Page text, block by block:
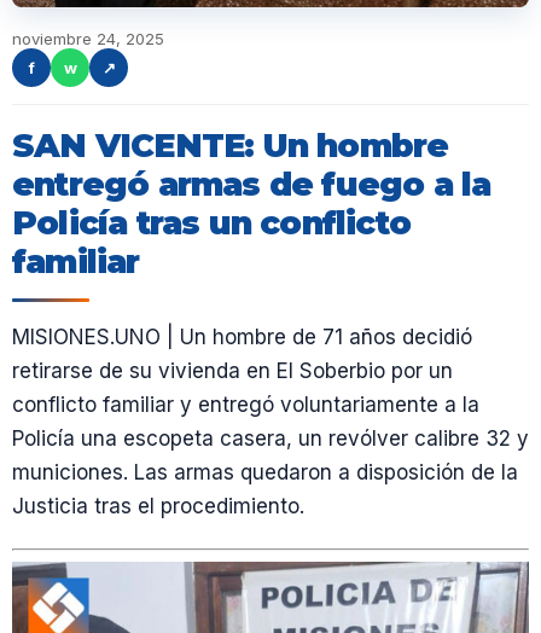
noviembre 24, 2025
f
w ↗
SAN VICENTE: Un hombre
entregó armas de fuego a la
Policía tras un conflicto
familiar
MISIONES.UNO | Un hombre de 71 años decidió
retirarse de su vivienda en El Soberbio por un
conflicto familiar y entregó voluntariamente a la
Policía una escopeta casera, un revólver calibre 32 y
municiones. Las armas quedaron a disposición de la
Justicia tras el procedimiento.